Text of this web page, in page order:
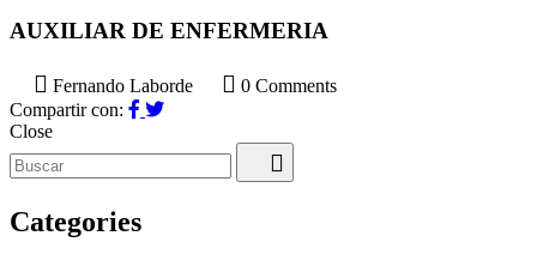
AUXILIAR DE ENFERMERIA
Fernando Laborde
0 Comments
Compartir con:
Close
Categories